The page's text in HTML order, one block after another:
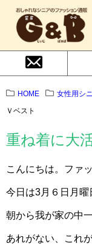
HOME 女性用シ
Ｖベスト
重ね着に大
こんにちは。ファ
今日は3月６日月曜
朝から我が家の中
あれがない、これ